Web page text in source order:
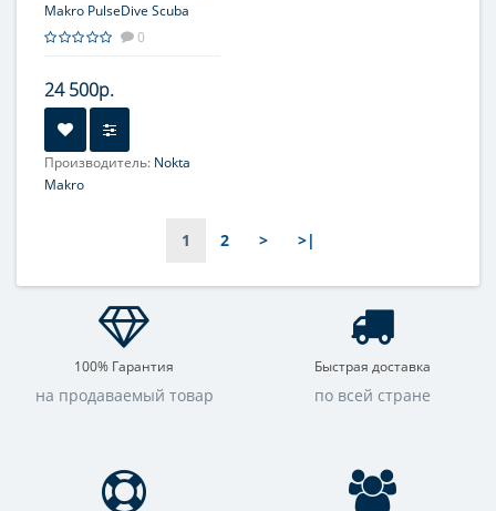
Makro PulseDive Scuba
черный
0
24 500р.
Производитель: Nokta
Makro
1 2 > >|
100% Гарантия
на продаваемый товар
Быстрая доставка
по всей стране